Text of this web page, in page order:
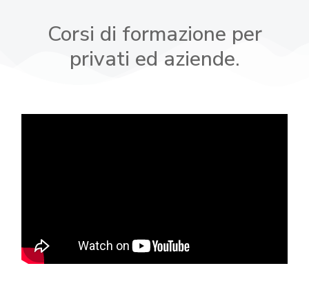
Corsi di formazione per
privati ed aziende.